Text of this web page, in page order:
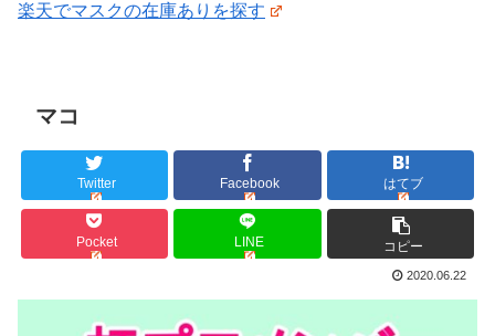
楽天でマスクの在庫ありを探す
マコ
Twitter Facebook はてブ
Pocket LINE コピー
2020.06.22